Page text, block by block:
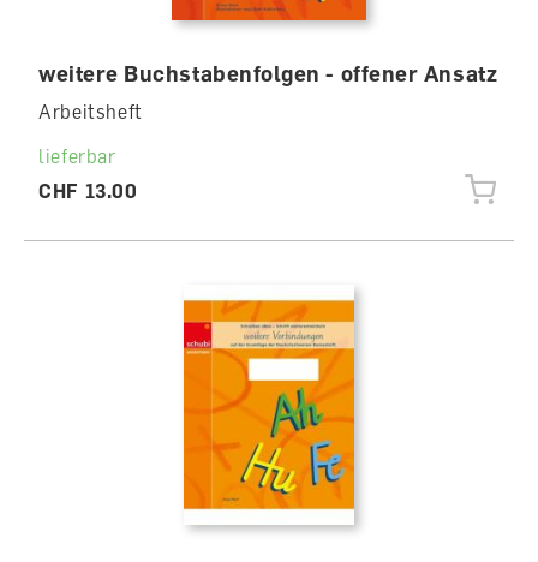
weitere Buchstabenfolgen - offener Ansatz
Arbeitsheft
lieferbar
CHF 13.00